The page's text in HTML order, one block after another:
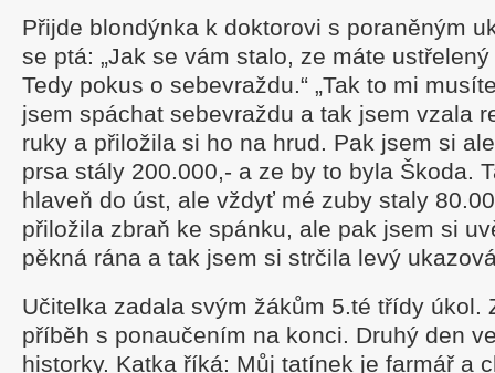
Přijde blondýnka k doktorovi s poraněným
se ptá: „Jak se vám stalo, ze máte ustřelený
Tedy pokus o sebevraždu.“ „Tak to mi
jsem spáchat sebevraždu a tak jsem vzala
ruky a přiložila si ho na hrud. Pak jsem si
prsa stály 200.000,- a ze by to byla Škoda.
hlaveň do úst, ale vždyť mé zuby staly
přiložila zbraň ke spánku, ale pak jsem si
pěkná rána a tak jsem si strčila levý
Učitelka zadala svým žákům 5.té třídy úkol.
příběh s ponaučením na konci. Druhý den
historky. Katka říká: Můj tatínek je farmář a